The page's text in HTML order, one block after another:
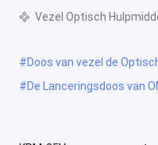
Vezel Optisch
#Doos van vezel de
#De Lanceringsdoos van